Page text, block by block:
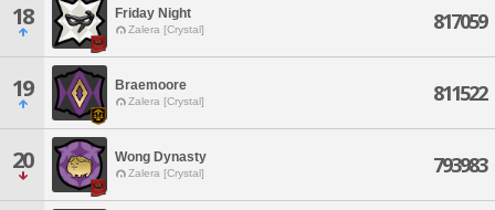
18 Friday Night
Zalera [Crystal] 817059
19 Braemoore
Zalera [Crystal] 811522
20 Wong Dynasty
Zalera [Crystal] 793983